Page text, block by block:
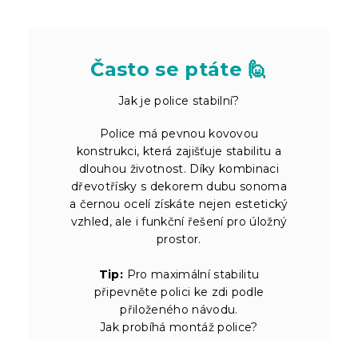
Často se ptáte 🙋
Jak je police stabilní?
Police má pevnou kovovou
konstrukci, která zajišťuje stabilitu a
dlouhou životnost. Díky kombinaci
dřevotřísky s dekorem dubu sonoma
a černou ocelí získáte nejen estetický
vzhled, ale i funkční řešení pro úložný
prostor.
Tip: Pro maximální stabilitu
připevněte polici ke zdi podle
přiloženého návodu.
Jak probíhá montáž police?